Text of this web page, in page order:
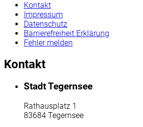
Kontakt
Impressum
Datenschutz
Barrierefreiheit Erklärung
Fehler melden
Kontakt
Stadt Tegernsee
Rathausplatz 1
83684 Tegernsee